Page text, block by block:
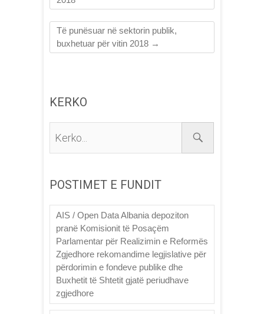
Të punësuar në sektorin publik,
buxhetuar për vitin 2018 →
KERKO
POSTIMET E FUNDIT
AIS / Open Data Albania depoziton
pranë Komisionit të Posaçëm
Parlamentar për Realizimin e Reformës
Zgjedhore rekomandime legjislative për
përdorimin e fondeve publike dhe
Buxhetit të Shtetit gjatë periudhave
zgjedhore